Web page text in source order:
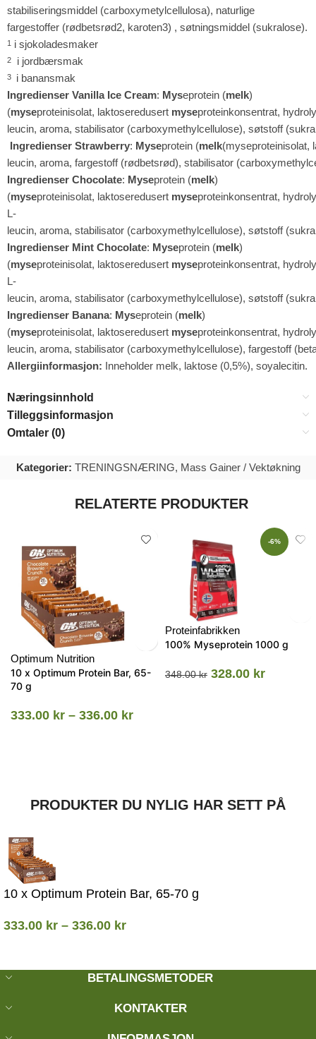
stabiliseringsmiddel (carboxymetylcellulosa), naturlige
fargestoffer (rødbetsrød2, karoten3) , søtningsmiddel (sukralose).
1 i sjokoladesmaker
2 i jordbærsmak
3
i banansmak
Ingredienser Vanilla Ice Cream: Myseprotein (melk)
(myseproteinisolat, laktoseredusert myseproteinkonsentrat,
leucin, aroma, stabilisator (carboxymethylcellulose), søtstoff
Ingredienser Strawberry: Myseprotein (melk(myseproteinisolat,
leucin, aroma, fargestoff (rødbetsrød), stabilisator
Ingredienser Chocolate: Myseprotein (melk)
(myseproteinisolat, laktoseredusert myseproteinkonsentrat,
L-
leucin, aroma, stabilisator (carboxymethylcellulose), søtstoff
Ingredienser Mint Chocolate: Myseprotein (melk)
(myseproteinisolat, laktoseredusert myseproteinkonsentrat,
L-
leucin, aroma, stabilisator (carboxymethylcellulose), søtstoff
Ingredienser Banana: Myseprotein (melk)
(myseproteinisolat, laktoseredusert myseproteinkonsentrat,
leucin, aroma, stabilisator (carboxymethylcellulose), fargestoff
Allergiinformasjon: Inneholder melk, laktose (0,5%), soyalecitin.
Næringsinnhold
Tilleggsinformasjon
Omtaler (0)
Kategorier: TRENINGSNÆRING, Mass Gainer / Vektøkning
RELATERTE PRODUKTER
Optimum Nutrition
10 x Optimum Protein Bar, 65-
70 g
333.00 kr – 336.00 kr
-6%
Proteinfabrikken
100% Myseprotein 1000 g
348.00kr 328.00 kr
PRODUKTER DU NYLIG HAR SETT PÅ
10 x Optimum Protein Bar, 65-70 g
333.00 kr – 336.00 kr
BETALINGSMETODER
KONTAKTER